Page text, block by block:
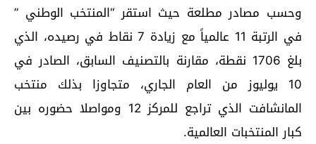
وحسب مصادر مطلعة حيث استقر “المنتخب الوطني ”
في الرتبة 11 عالمياً مع زيادة 7 نقاط في رصيده، الذي
بلغ 1706 نقطة، مقارنة بالتصنيف السابق، الصادر في
10 يوليوز من العام الجاري، متجاوزا بذلك منتخب
المانشافت الذي تراجع للمركز 12 ومواصلا حضوره بين
كبار المنتخبات العالمية.